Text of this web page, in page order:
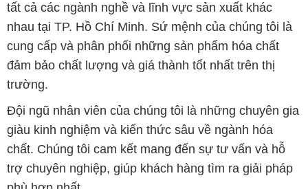
tất cả các ngành nghề và lĩnh vực sản xuất khác
nhau tại TP. Hồ Chí Minh. Sứ mệnh của chúng tôi là
cung cấp và phân phối những sản phẩm hóa chất
đảm bảo chất lượng và giá thành tốt nhất trên thị
trường.
Đội ngũ nhân viên của chúng tôi là những chuyên gia
giàu kinh nghiệm và kiến thức sâu về ngành hóa
chất. Chúng tôi cam kết mang đến sự tư vấn và hỗ
trợ chuyên nghiệp, giúp khách hàng tìm ra giải pháp